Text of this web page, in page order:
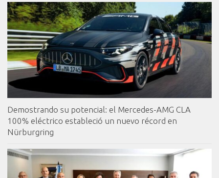
Demostrando su potencial: el Mercedes-AMG CLA
100% eléctrico estableció un nuevo récord en
Nürburgring